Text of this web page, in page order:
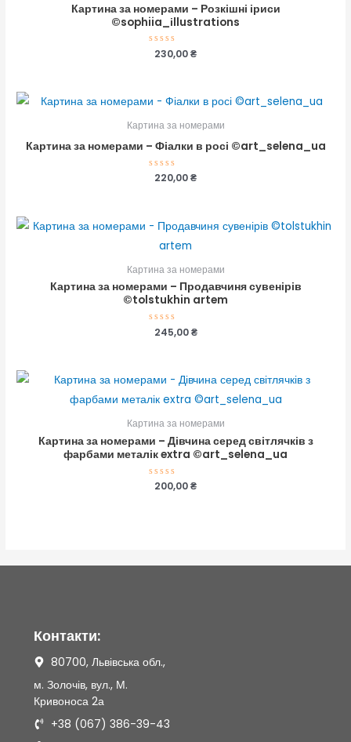
Картина за номерами – Розкішні іриси
©sophiia_іllustrations
Оцінено
230,00₴
Картина за номерами
Картина за номерами – Фіалки в росі ©art_selena_ua
Оцінено
220,00₴
Картина за номерами
Картина за номерами – Продавчиня сувенірів
©tolstukhin artem
Оцінено
245,00₴
Картина за номерами
Картина за номерами – Дівчина серед світлячків з
фарбами металік extra ©art_selena_ua
Оцінено
200,00₴
Контакти:
80700, Львівська обл.,
м. Золочів, вул., М.
Кривоноса 2а
+38 (067) 386-39-43